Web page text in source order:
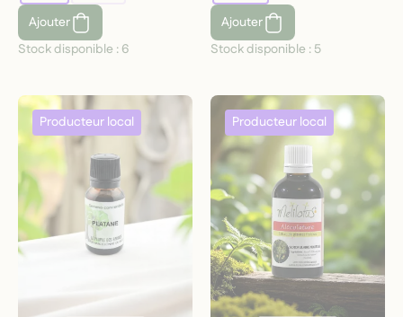
Ajouter
Stock disponible : 6
Ajouter
Stock disponible : 5